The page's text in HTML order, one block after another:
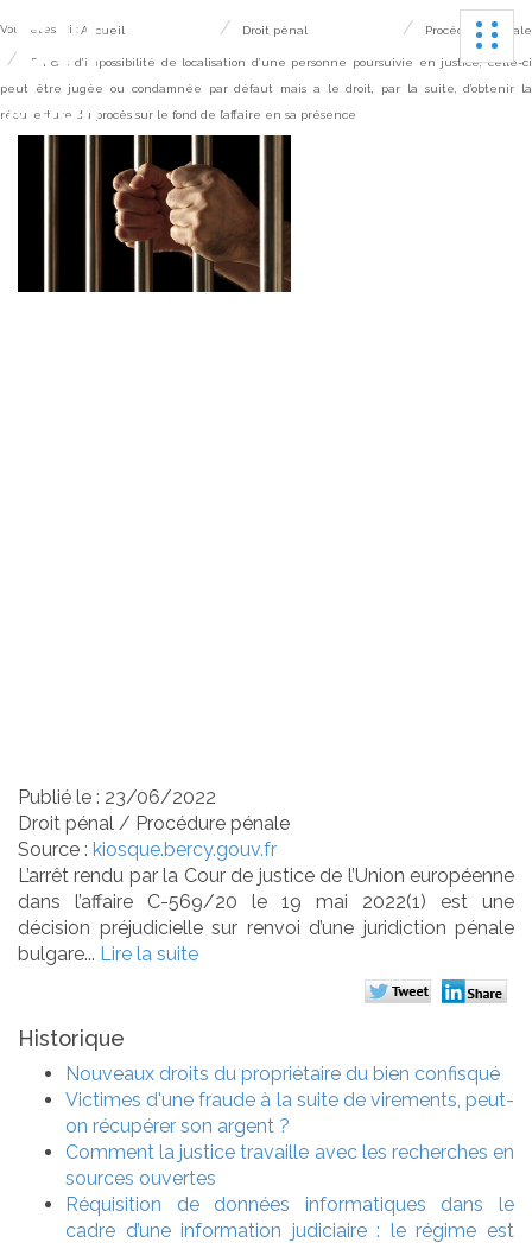
Vous êtes ici :Accueil Droit pénal Procédure pénale
En cas d’impossibilité de localisation d’une personne poursuivie en justice, celle-ci
peut être jugée ou condamnée par défaut mais a le droit, par la suite, d’obtenir la
réouverture du procès sur le fond de l’affaire en sa présence
Publié le : 23/06/2022
Droit pénal / Procédure pénale
Source : kiosque.bercy.gouv.fr
L’arrêt rendu par la Cour de justice de l’Union européenne
dans l’affaire C-569/20 le 19 mai 2022(1) est une
décision préjudicielle sur renvoi d’une juridiction pénale
bulgare... Lire la suite
Historique
Nouveaux droits du propriétaire du bien confisqué
Victimes d'une fraude à la suite de virements, peut-
on récupérer son argent ?
Comment la justice travaille avec les recherches en
sources ouvertes
Réquisition de données informatiques dans le
cadre d’une information judiciaire : le régime est